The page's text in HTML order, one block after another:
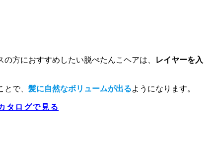
方におすすめしたい脱ぺたんこヘアは、
レイヤーを入
で、 髪に自然なボリュームが出るようになります。
タログで見る